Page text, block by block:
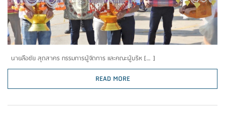
นายลือชัย สุดสาคร กรรมการผู้จัดการ และคณะผู้บริห […]
READ MORE